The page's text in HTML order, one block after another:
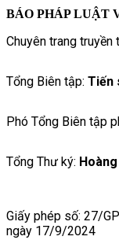
BÁO PHÁP LUẬT
Chuyên trang
Tổng Biên tập: Tiến
Phó Tổng Biên tập
Tổng Thư ký:
Giấy phép số: 27/
ngày 17/9/2024